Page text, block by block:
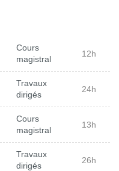
Cours
magistral
12h
Travaux
dirigés
24h
Cours
magistral
13h
Travaux
dirigés
26h